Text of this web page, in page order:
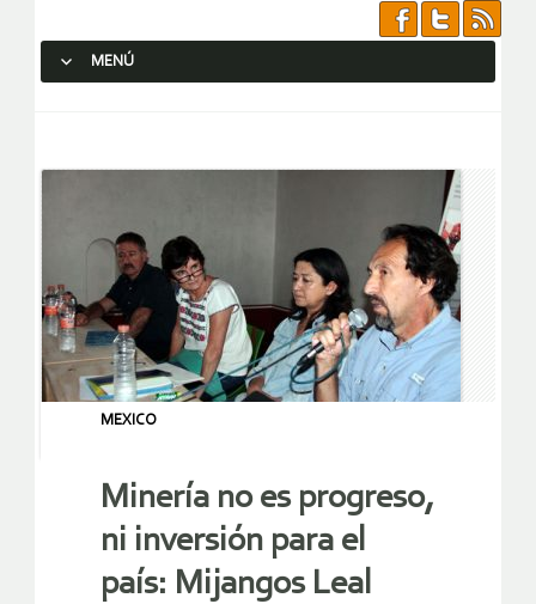
MENÚ
MEXICO
Minería no es progreso,
ni inversión para el
país: Mijangos Leal